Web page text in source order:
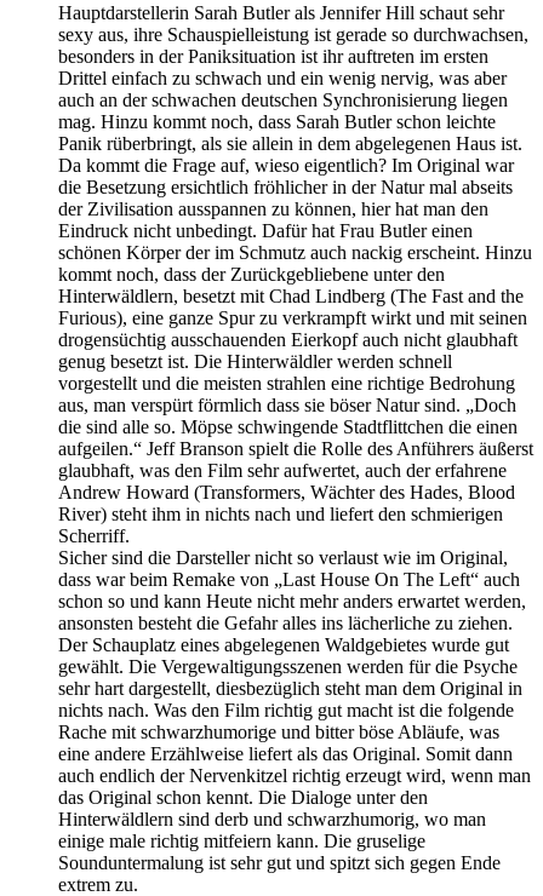
Hauptdarstellerin Sarah Butler als Jennifer Hill schaut sehr
sexy aus, ihre Schauspielleistung ist gerade so durchwachsen,
besonders in der Paniksituation ist ihr auftreten im ersten
Drittel einfach zu schwach und ein wenig nervig, was aber
auch an der schwachen deutschen Synchronisierung liegen
mag. Hinzu kommt noch, dass Sarah Butler schon leichte
Panik rüberbringt, als sie allein in dem abgelegenen Haus ist.
Da kommt die Frage auf, wieso eigentlich? Im Original war
die Besetzung ersichtlich fröhlicher in der Natur mal abseits
der Zivilisation ausspannen zu können, hier hat man den
Eindruck nicht unbedingt. Dafür hat Frau Butler einen
schönen Körper der im Schmutz auch nackig erscheint. Hinzu
kommt noch, dass der Zurückgebliebene unter den
Hinterwäldlern, besetzt mit Chad Lindberg (The Fast and the
Furious), eine ganze Spur zu verkrampft wirkt und mit seinen
drogensüchtig ausschauenden Eierkopf auch nicht glaubhaft
genug besetzt ist. Die Hinterwäldler werden schnell
vorgestellt und die meisten strahlen eine richtige Bedrohung
aus, man verspürt förmlich dass sie böser Natur sind. „Doch
die sind alle so. Möpse schwingende Stadtflittchen die einen
aufgeilen.“ Jeff Branson spielt die Rolle des Anführers äußerst
glaubhaft, was den Film sehr aufwertet, auch der erfahrene
Andrew Howard (Transformers, Wächter des Hades, Blood
River) steht ihm in nichts nach und liefert den schmierigen
Scherriff.
Sicher sind die Darsteller nicht so verlaust wie im Original,
dass war beim Remake von „Last House On The Left“ auch
schon so und kann Heute nicht mehr anders erwartet werden,
ansonsten besteht die Gefahr alles ins lächerliche zu ziehen.
Der Schauplatz eines abgelegenen Waldgebietes wurde gut
gewählt. Die Vergewaltigungsszenen werden für die Psyche
sehr hart dargestellt, diesbezüglich steht man dem Original in
nichts nach. Was den Film richtig gut macht ist die folgende
Rache mit schwarzhumorige und bitter böse Abläufe, was
eine andere Erzählweise liefert als das Original. Somit dann
auch endlich der Nervenkitzel richtig erzeugt wird, wenn man
das Original schon kennt. Die Dialoge unter den
Hinterwäldlern sind derb und schwarzhumorig, wo man
einige male richtig mitfeiern kann. Die gruselige
Sounduntermalung ist sehr gut und spitzt sich gegen Ende
extrem zu.